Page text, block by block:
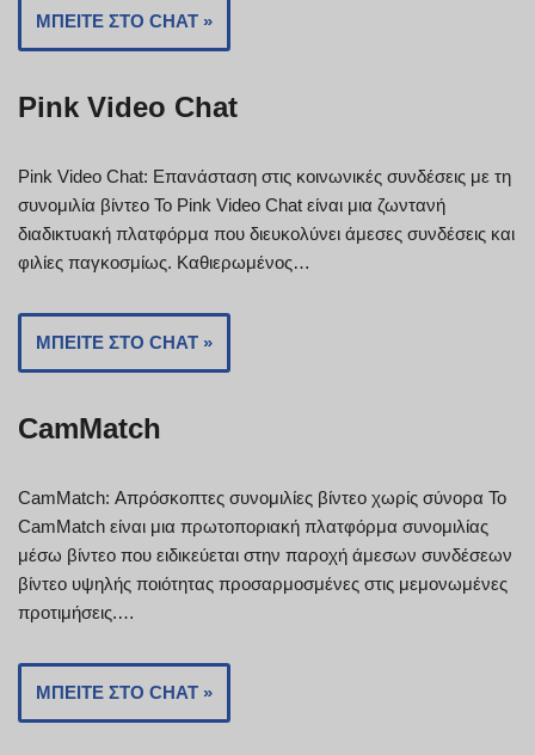
ΜΠΕΊΤΕ ΣΤΟ CHAT »
Pink Video Chat
Pink Video Chat: Επανάσταση στις κοινωνικές συνδέσεις με τη
συνομιλία βίντεο Το Pink Video Chat είναι μια ζωντανή
διαδικτυακή πλατφόρμα που διευκολύνει άμεσες συνδέσεις και
φιλίες παγκοσμίως. Καθιερωμένος…
ΜΠΕΊΤΕ ΣΤΟ CHAT »
CamMatch
CamMatch: Απρόσκοπτες συνομιλίες βίντεο χωρίς σύνορα Το
CamMatch είναι μια πρωτοποριακή πλατφόρμα συνομιλίας
μέσω βίντεο που ειδικεύεται στην παροχή άμεσων συνδέσεων
βίντεο υψηλής ποιότητας προσαρμοσμένες στις μεμονωμένες
προτιμήσεις.…
ΜΠΕΊΤΕ ΣΤΟ CHAT »